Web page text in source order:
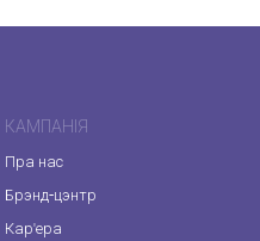
КАМПАНІЯ
Пра нас
Брэнд-цэнтр
Кар'ера